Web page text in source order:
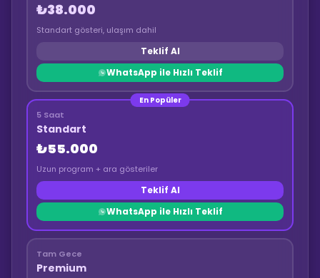
₺38.000
Standart gösteri, ulaşım dahil
Teklif Al
WhatsApp ile Hızlı Teklif
En Popüler
5 Saat
Standart
₺55.000
Uzun program + ara gösteriler
Teklif Al
WhatsApp ile Hızlı Teklif
Tam Gece
Premium